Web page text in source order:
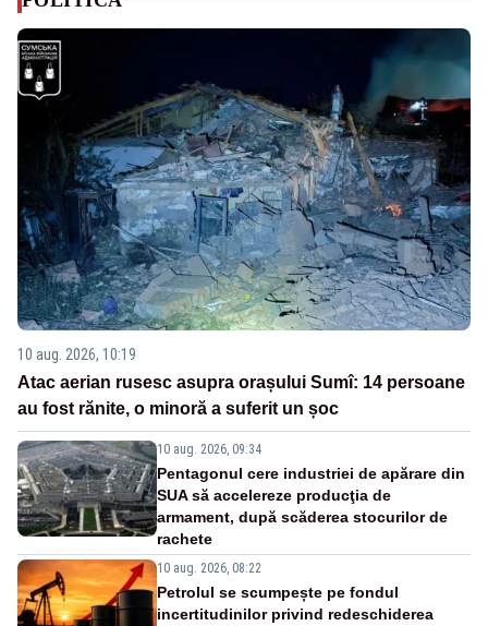
10 aug. 2026, 10:19
Atac aerian rusesc asupra orașului Sumî: 14 persoane
au fost rănite, o minoră a suferit un șoc
10 aug. 2026, 09:34
Pentagonul cere industriei de apărare din
SUA să accelereze producţia de
armament, după scăderea stocurilor de
rachete
10 aug. 2026, 08:22
Petrolul se scumpește pe fondul
incertitudinilor privind redeschiderea